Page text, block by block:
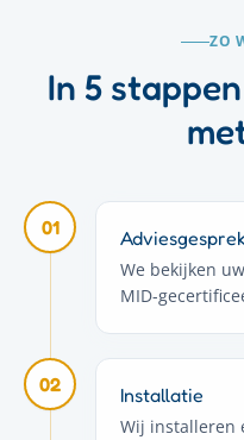
ZO
In 5
01
We bekijken
MID-
02 Installatie
Wij installeren